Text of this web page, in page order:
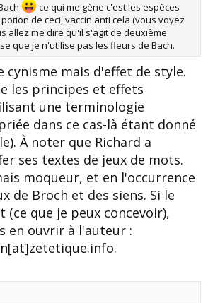
ce qui me gène c'est les espèces
de ceci, vaccin anti cela (vous voyez
allez me dire qu'il s'agit de deuxième
que je n'utilise pas les fleurs de Bach.
cynisme mais d'effet de style.
les principes et effets
une terminologie
dans ce cas-là étant donné
À noter que Richard a
ses textes de jeux de mots.
moqueur, et en l'occurrence
de Broch et des siens. Si le
(ce que je peux concevoir),
en ouvrir à l'auteur :